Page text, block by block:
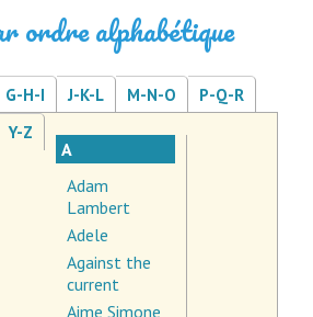
ordre alphabétique
G-H-I J-K-L M-N-O
P-Q-R
Y-Z
A
Adam
Lambert
Adele
Against the
current
Aime Simone